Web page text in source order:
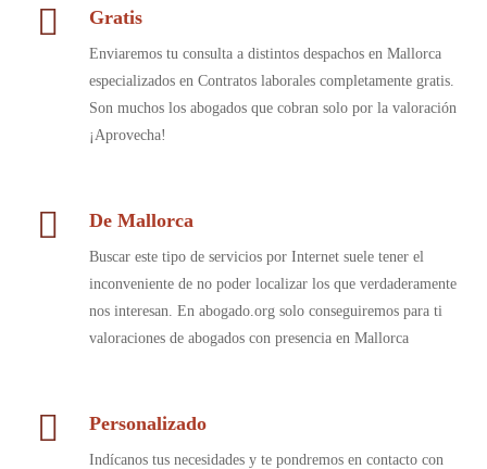
Gratis
Enviaremos tu consulta a distintos despachos en Mallorca
especializados en Contratos laborales completamente gratis.
Son muchos los abogados que cobran solo por la valoración
¡Aprovecha!
De Mallorca
Buscar este tipo de servicios por Internet suele tener el
inconveniente de no poder localizar los que verdaderamente
nos interesan. En abogado.org solo conseguiremos para ti
valoraciones de abogados con presencia en Mallorca
Personalizado
Indícanos tus necesidades y te pondremos en contacto con